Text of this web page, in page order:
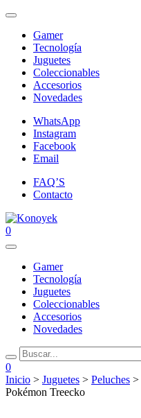
Gamer
Tecnología
Juguetes
Coleccionables
Accesorios
Novedades
WhatsApp
Instagram
Facebook
Email
FAQ’S
Contacto
0
Gamer
Tecnología
Juguetes
Coleccionables
Accesorios
Novedades
0
Inicio > Juguetes > Peluches >
Pokémon Treecko